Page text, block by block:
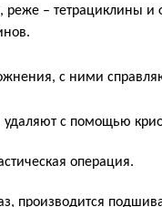
– тетрациклины и
с ними
с помощью
операция.
производится